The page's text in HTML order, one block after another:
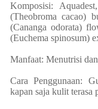
Komposisi:
(Theobroma cacao)
(Cananga odorata)
(Euchema spinosum)
Manfaat: Menutrisi
Cara Penggunaan:
kapan saja kulit terasa